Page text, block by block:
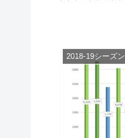
2018-19シーズン